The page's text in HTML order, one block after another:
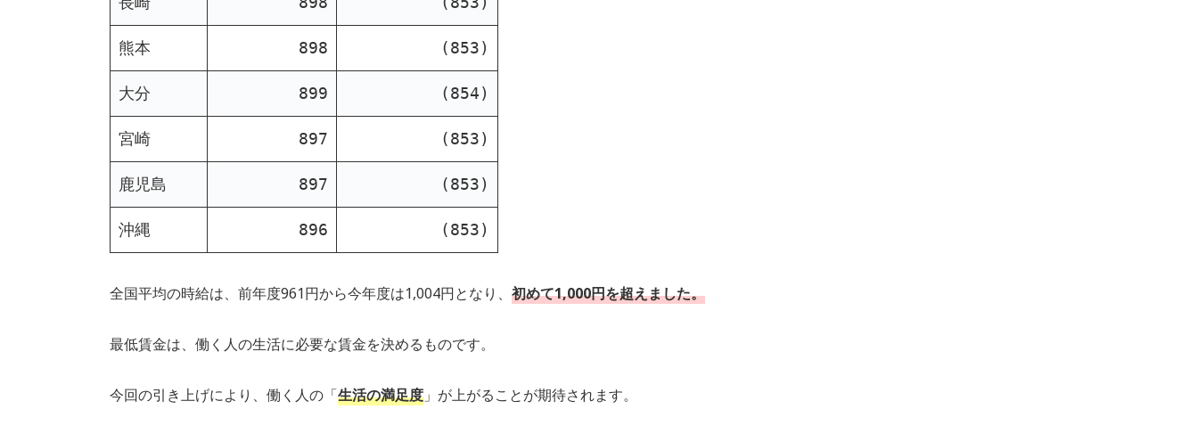
熊本 898 (853)
大分 899 (854)
宮崎 897 (853)
鹿児島 897 (853)
沖縄 896 (853)
全国平均の時給は、前年度961円から今年度は1,004円となり、 初めて1,000円を超えました。
最低賃金は、働く人の生活に必要な賃金を決めるものです。
今回の引き上げにより、働く人の「生活の満足度 」が上がることが期待されます。